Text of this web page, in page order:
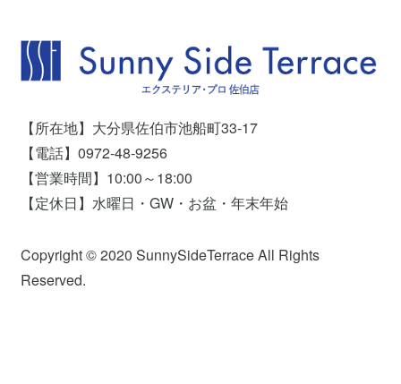
【所在地】大分県佐伯市池船町33-17
【電話】0972-48-9256
【営業時間】10:00～18:00
【定休日】水曜日・GW・お盆・年末年始
Copyright © 2020 SunnySideTerrace All Rights
Reserved.